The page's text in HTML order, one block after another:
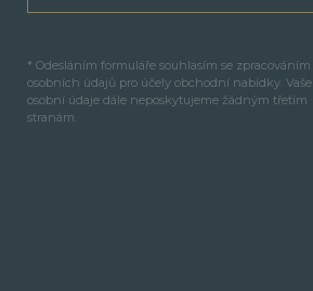
* Odesláním formuláře souhlasím se zpracováním
osobních údajů pro účely obchodní nabídky. Vaše
osobní údaje dále neposkytujeme žádným třetím
stranám.